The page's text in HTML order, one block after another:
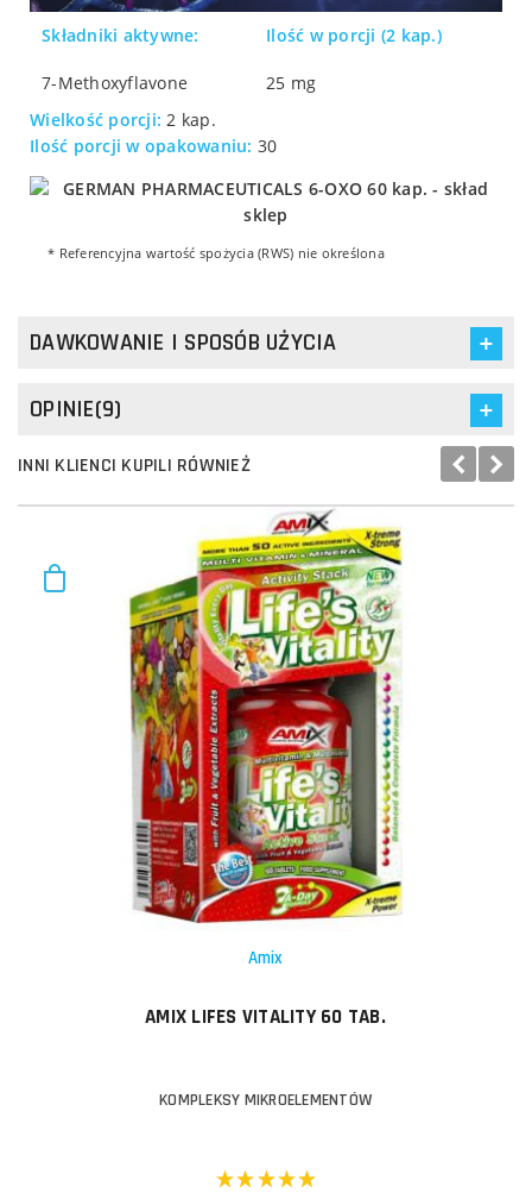
Składniki aktywne: Ilość w porcji (2 kap.)
7-Methoxyflavone
25 mg
Wielkość porcji: 2 kap.
Ilość porcji w opakowaniu: 30
* Referencyjna wartość spożycia (RWS) nie określona
DAWKOWANIE I SPOSÓB UŻYCIA
OPINIE(9)
INNI KLIENCI KUPILI RÓWNIEŻ
Amix
AMIX LIFES VITALITY 60 TAB.
KOMPLEKSY MIKROELEMENTÓW